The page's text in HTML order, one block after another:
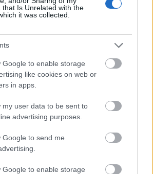
that Is Unrelated with the
it was collected.
Google to enable storage
like cookies on web or
in apps.
my user data to be sent to
advertising purposes.
Google to send me
Google to enable storage
és átszervezett termeléssel
rendszert a